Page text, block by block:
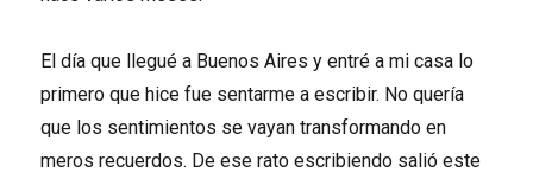
El día que llegué a Buenos Aires y entré a mi casa lo
primero que hice fue sentarme a escribir. No quería
que los sentimientos se vayan transformando en
meros recuerdos. De ese rato escribiendo salió este